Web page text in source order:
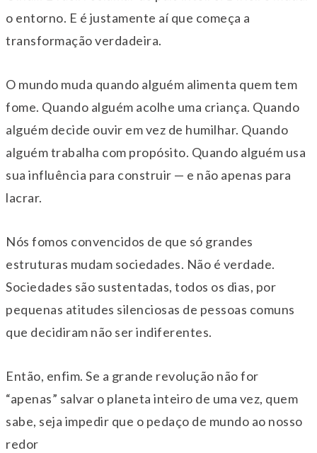
o entorno. E é justamente aí que começa a
transformação verdadeira.
O mundo muda quando alguém alimenta quem tem
fome. Quando alguém acolhe uma criança. Quando
alguém decide ouvir em vez de humilhar. Quando
alguém trabalha com propósito. Quando alguém usa
sua influência para construir — e não apenas para
lacrar.
Nós fomos convencidos de que só grandes
estruturas mudam sociedades. Não é verdade.
Sociedades são sustentadas, todos os dias, por
pequenas atitudes silenciosas de pessoas comuns
que decidiram não ser indiferentes.
Então, enfim. Se a grande revolução não for
“apenas” salvar o planeta inteiro de uma vez, quem
sabe, seja impedir que o pedaço de mundo ao nosso
redor